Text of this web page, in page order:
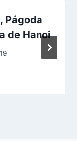
Págoda
de Hanoi